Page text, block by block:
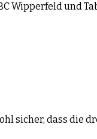
Wipperfeld und
sicher, dass die